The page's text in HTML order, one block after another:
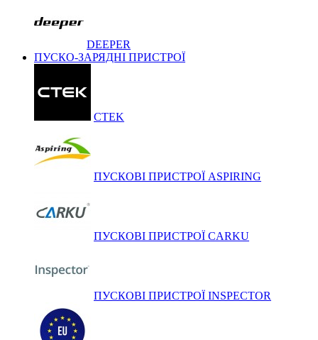
DEEPER
ПУСКО-ЗАРЯДНІ ПРИСТРОЇ
CTEK
ПУСКОВІ ПРИСТРОЇ ASPIRING
ПУСКОВІ ПРИСТРОЇ CARKU
ПУСКОВІ ПРИСТРОЇ INSPECTOR